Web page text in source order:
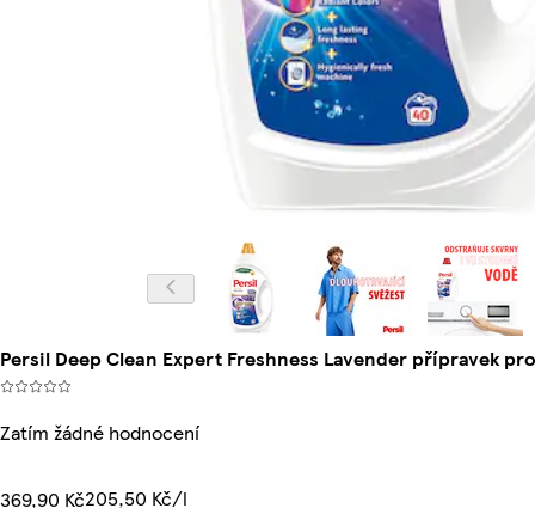
Persil Deep Clean Expert Freshness Lavender přípravek
Zatím žádné hodnocení
369,90 Kč205,50 Kč/l